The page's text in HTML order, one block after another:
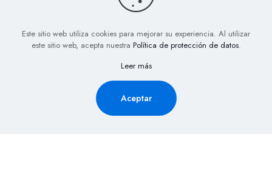
Solicita Información aquí y
recibe la cotización de tu
evento al Instante
Este sitio web utiliza cookies para mejorar su experiencia. Al utilizar
este sitio web, acepta nuestra Política de protección de datos.
Leer más
Aceptar